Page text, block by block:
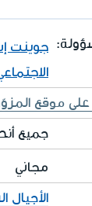
جوينت
موقع
جميع
مجاني
الأجيال